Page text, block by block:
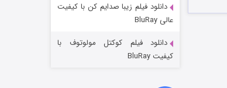
خاندان اژدها فصل ۳
دانلود فیلم زیبا صدایم کن با کیفیت
عالی BluRay
دانلود فیلم کوکتل مولوتوف با
کیفیت BluRay